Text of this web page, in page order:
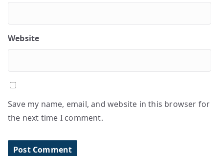
Website
Save my name, email, and website in this browser for
the next time I comment.